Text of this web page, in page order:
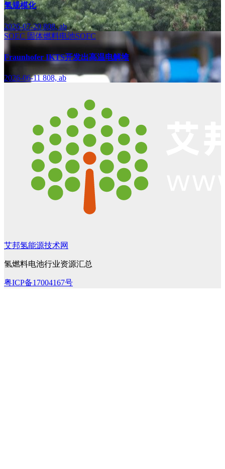
氢规模化
2026-07-20808, ab
SOEC 固体燃料电池SOFC
Fraunhofer IKTS开发出高温电解堆
2026-06-11808, ab
艾邦氢能源技术网
氢燃料电池行业资源汇总
粤ICP备17004167号